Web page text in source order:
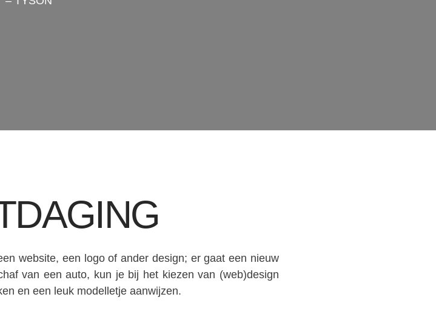
website, een logo of ander design; er gaat een nieuw
van een auto, kun je bij het kiezen van (web)design
en een leuk modelletje aanwijzen.